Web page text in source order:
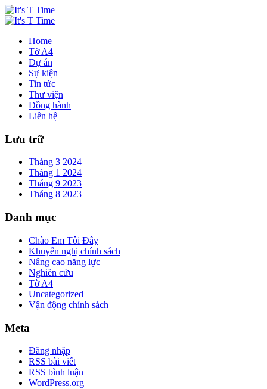
Home
Tờ A4
Dự án
Sự kiện
Tin tức
Thư viện
Đồng hành
Liên hệ
Lưu trữ
Tháng 3 2024
Tháng 1 2024
Tháng 9 2023
Tháng 8 2023
Danh mục
Chào Em Tôi Đây
Khuyến nghị chính sách
Nâng cao năng lực
Nghiên cứu
Tờ A4
Uncategorized
Vận động chính sách
Meta
Đăng nhập
RSS bài viết
RSS bình luận
WordPress.org